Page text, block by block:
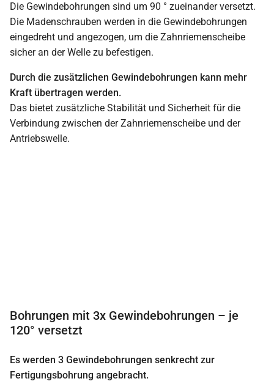
Die Gewindebohrungen sind um 90 ° zueinander versetzt.
Die Madenschrauben werden in die Gewindebohrungen
eingedreht und angezogen, um die Zahnriemenscheibe
sicher an der Welle zu befestigen.
Durch die zusätzlichen Gewindebohrungen kann mehr
Kraft übertragen werden.
Das bietet zusätzliche Stabilität und Sicherheit für die
Verbindung zwischen der Zahnriemenscheibe und der
Antriebswelle.
Bohrungen mit 3x Gewindebohrungen – je
120° versetzt
Es werden 3 Gewindebohrungen senkrecht zur
Fertigungsbohrung angebracht.